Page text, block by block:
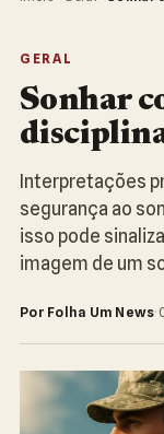
GERAL
Sonhar
Interpretações
segurança ao
isso pode
imagem de um
Por Folha Um News·